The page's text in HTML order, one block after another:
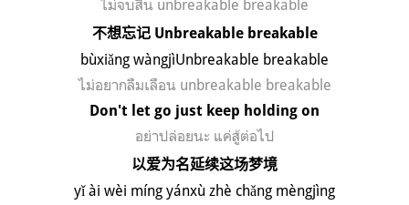
ไม่จบสิ้น unbreakable breakable
不想忘记Unbreakable breakable
bùxiǎng wàngjìUnbreakable breakable
ไม่อยากลืมเลือน unbreakable breakable
Don't let go just keep holding on
อย่าปล่อยนะ แค่สู้ต่อไป
以爱为名延续这场梦境
yǐ ài wèi míng yánxù zhè chǎng mèngjìng